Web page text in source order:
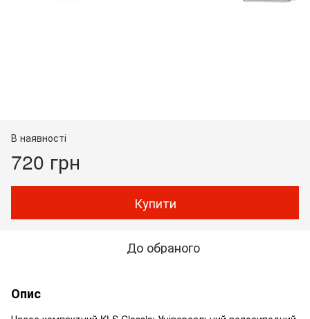
В наявності
720 грн
Купити
До обраного
Опис